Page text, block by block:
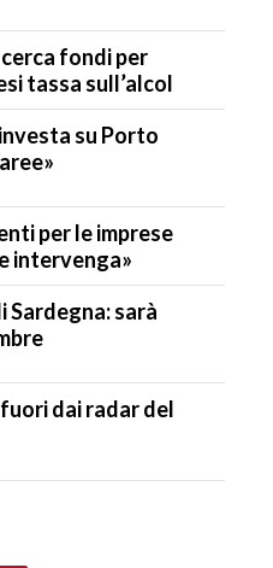
fondi per
tassa sull’alcol
su Porto
per le imprese
intervenga»
Sardegna: sarà
dai radar del